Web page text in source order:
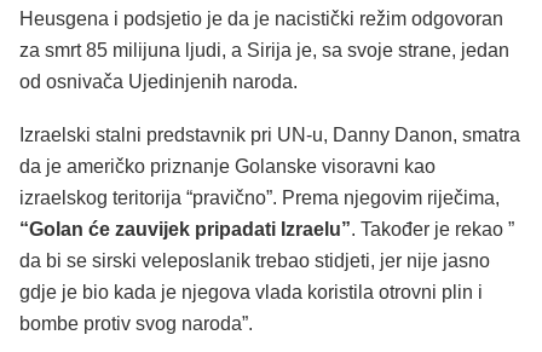
Heusgena i podsjetio je da je nacistički režim odgovoran
za smrt 85 milijuna ljudi, a Sirija je, sa svoje strane, jedan
od osnivača Ujedinjenih naroda.
Izraelski stalni predstavnik pri UN-u, Danny Danon, smatra
da je američko priznanje Golanske visoravni kao
izraelskog teritorija “pravično”. Prema njegovim riječima,
“Golan će zauvijek pripadati Izraelu”. Također je rekao ”
da bi se sirski veleposlanik trebao stidjeti, jer nije jasno
gdje je bio kada je njegova vlada koristila otrovni plin i
bombe protiv svog naroda”.